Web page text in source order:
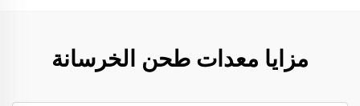
مزايا معدات طحن الخرسانة